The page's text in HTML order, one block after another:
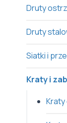
Druty
Druty
Siatki i
Kraty i